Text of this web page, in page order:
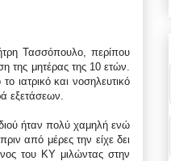
Τασσόπουλο, περίπου
της μητέρας της 10 ετών.
ιατρικό και νοσηλευτικό
εξετάσεων.
ήταν πολύ χαμηλή ενώ
από μέρες την είχε δει
του ΚΥ μιλώντας στην